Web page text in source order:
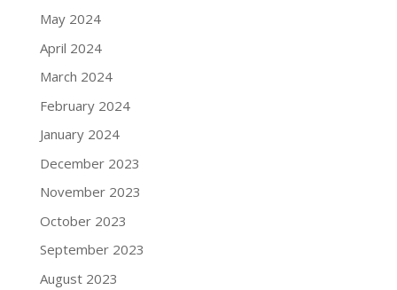
May 2024
April 2024
March 2024
February 2024
January 2024
December 2023
November 2023
October 2023
September 2023
August 2023